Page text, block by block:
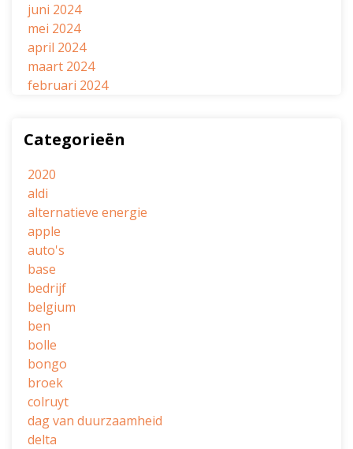
juni 2024
mei 2024
april 2024
maart 2024
februari 2024
Categorieën
2020
aldi
alternatieve energie
apple
auto's
base
bedrijf
belgium
ben
bolle
bongo
broek
colruyt
dag van duurzaamheid
delta